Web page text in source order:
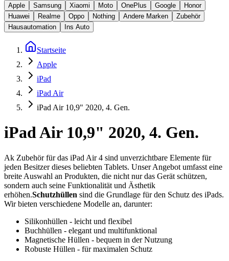
Apple Samsung Xiaomi Moto OnePlus Google
Honor
Huawei
Realme Oppo Nothing Andere Marken
Zubehör
Hausautomation
Ins Auto
Startseite
Apple
iPad
iPad Air
iPad Air 10,9" 2020, 4. Gen.
iPad Air 10,9" 2020, 4. Gen.
Ak Zubehör für das iPad Air 4 sind unverzichtbare Elemente für
jeden Besitzer dieses beliebten Tablets. Unser Angebot umfasst eine
breite Auswahl an Produkten, die nicht nur das Gerät schützen,
sondern auch seine Funktionalität und Ästhetik
erhöhen.Schutzhüllen sind die Grundlage für den Schutz des iPads.
Wir bieten verschiedene Modelle an, darunter:
Silikonhüllen - leicht und flexibel
Buchhüllen - elegant und multifunktional
Magnetische Hüllen - bequem in der Nutzung
Robuste Hüllen - für maximalen Schutz